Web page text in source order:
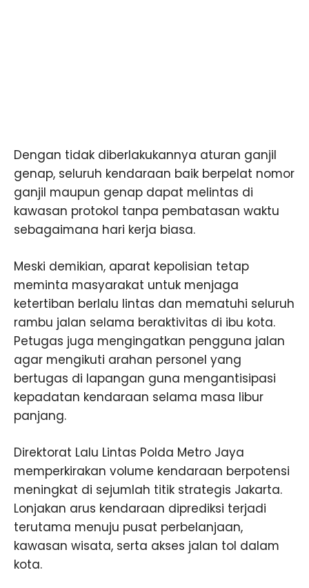
Dengan tidak diberlakukannya aturan ganjil
genap, seluruh kendaraan baik berpelat nomor
ganjil maupun genap dapat melintas di
kawasan protokol tanpa pembatasan waktu
sebagaimana hari kerja biasa.
Meski demikian, aparat kepolisian tetap
meminta masyarakat untuk menjaga
ketertiban berlalu lintas dan mematuhi seluruh
rambu jalan selama beraktivitas di ibu kota.
Petugas juga mengingatkan pengguna jalan
agar mengikuti arahan personel yang
bertugas di lapangan guna mengantisipasi
kepadatan kendaraan selama masa libur
panjang.
Direktorat Lalu Lintas Polda Metro Jaya
memperkirakan volume kendaraan berpotensi
meningkat di sejumlah titik strategis Jakarta.
Lonjakan arus kendaraan diprediksi terjadi
terutama menuju pusat perbelanjaan,
kawasan wisata, serta akses jalan tol dalam
kota.